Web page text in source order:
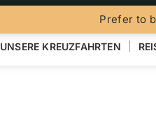
Prefer to
UNSERE KREUZFAHRTEN